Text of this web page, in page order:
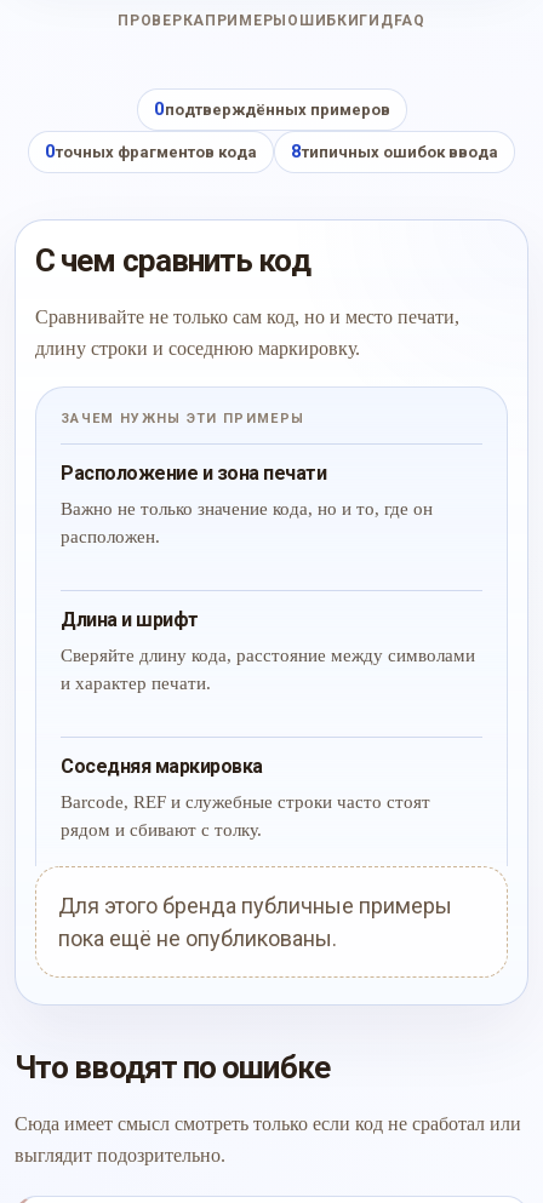
ПРОВЕРКА ПРИМЕРЫ ОШИБКИ ГИД FAQ
0подтверждённых примеров
0точных фрагментов кода 8типичных ошибок ввода
С чем сравнить код
Сравнивайте не только сам код, но и место печати,
длину строки и соседнюю маркировку.
ЗАЧЕМ НУЖНЫ ЭТИ ПРИМЕРЫ
Расположение и зона печати
Важно не только значение кода, но и то, где он
расположен.
Длина и шрифт
Сверяйте длину кода, расстояние между символами
и характер печати.
Соседняя маркировка
Barcode, REF и служебные строки часто стоят
рядом и сбивают с толку.
Для этого бренда публичные примеры
пока ещё не опубликованы.
Что вводят по ошибке
Сюда имеет смысл смотреть только если код не сработал или
выглядит подозрительно.